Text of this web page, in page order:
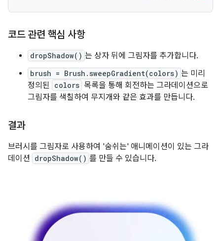
코드 관련 핵심 사항
dropShadow() 는 상자 뒤에 그림자를 추가합니다.
brush = Brush.sweepGradient(colors) 는 미리
정의된
colors 목록을 통해 회전하는 그라데이션으로
그림자를 색칠하여 무지개와 같은 효과를 만듭니다.
결과
브러시를 그림자로 사용하여 '숨쉬는' 애니메이션이 있는 그라
데이션
dropShadow() 를 만들 수 있습니다.